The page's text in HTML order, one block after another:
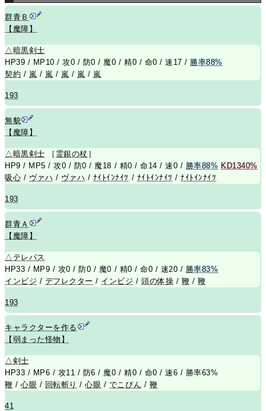
群青Ｂ
【魔障】
△暗黒剣士
HP39 / MP10 / 攻0 / 防0 / 魔0 / 精0 / 命0 / 速17 / 勝率88%
契約 / 嵐 / 嵐 / 嵐 / 嵐 / 嵐
193
無貌
【魔障】
△暗黒剣士 ［ 霊銀の杖 ］
HP9 / MP5 / 攻0 / 防0 / 魔18 / 精0 / 命14 / 速0 / 勝率88% KD1340%
吸心 / ヴァハ / ヴァハ / ﾅｲﾄｲﾝﾅｲﾂ / ﾅｲﾄｲﾝﾅｲﾂ /ﾅｲﾄｲﾝﾅｲﾂ
193
群青Ａ
【魔障】
△ テレパス
HP33 / MP9 / 攻0 / 防0 / 魔0 / 精0 / 命0 / 速20 / 勝率83%
インビジ / デフレクター / インビジ / 頭の体操 / 鞭 / 鞭
193
キャラクターを作る
【弱まった怪物】
△ 剣士
HP33 / MP6 / 攻11 / 防6 / 魔0 / 精0 / 命0 / 速6 / 勝率63%
鞭 /心眼 / 回転斬り /心眼 / でこぴん / 鞭
41